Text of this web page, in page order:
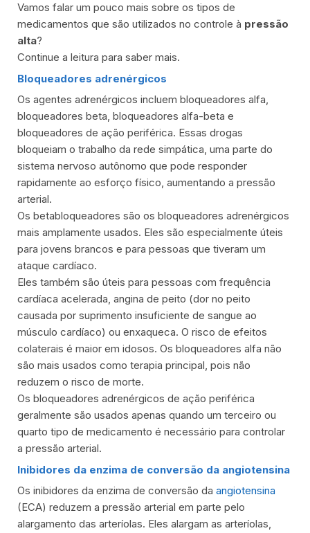
Vamos falar um pouco mais sobre os tipos de
medicamentos que são utilizados no controle à pressão
alta?
Continue a leitura para saber mais.
Bloqueadores adrenérgicos
Os agentes adrenérgicos incluem bloqueadores alfa,
bloqueadores beta, bloqueadores alfa-beta e
bloqueadores de ação periférica. Essas drogas
bloqueiam o trabalho da rede simpática, uma parte do
sistema nervoso autônomo que pode responder
rapidamente ao esforço físico, aumentando a pressão
arterial.
Os betabloqueadores são os bloqueadores adrenérgicos
mais amplamente usados. Eles são especialmente úteis
para jovens brancos e para pessoas que tiveram um
ataque cardíaco.
Eles também são úteis para pessoas com frequência
cardíaca acelerada, angina de peito (dor no peito
causada por suprimento insuficiente de sangue ao
músculo cardíaco) ou enxaqueca. O risco de efeitos
colaterais é maior em idosos. Os bloqueadores alfa não
são mais usados ​​como terapia principal, pois não
reduzem o risco de morte.
Os bloqueadores adrenérgicos de ação periférica
geralmente são usados ​​apenas quando um terceiro ou
quarto tipo de medicamento é necessário para controlar
a pressão arterial.
Inibidores da enzima de conversão da angiotensina
Os inibidores da enzima de conversão da angiotensina
(ECA) reduzem a pressão arterial em parte pelo
alargamento das arteríolas. Eles alargam as arteríolas,